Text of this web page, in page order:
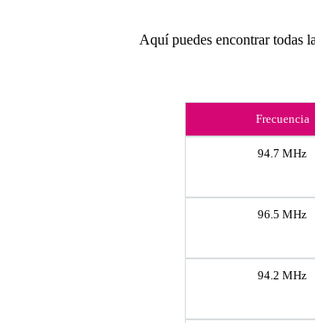
Aquí puedes encontrar todas
Frecuencia
94.7 MHz
96.5 MHz
94.2 MHz